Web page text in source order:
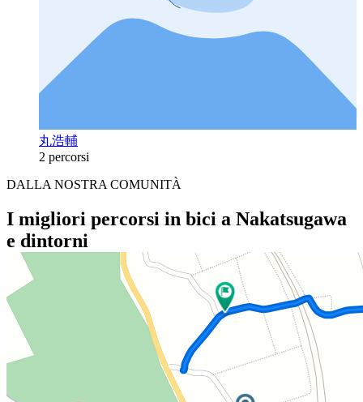
丸浩輔
2 percorsi
DALLA NOSTRA COMUNITÀ
I migliori percorsi in bici a Nakatsugawa
e dintorni